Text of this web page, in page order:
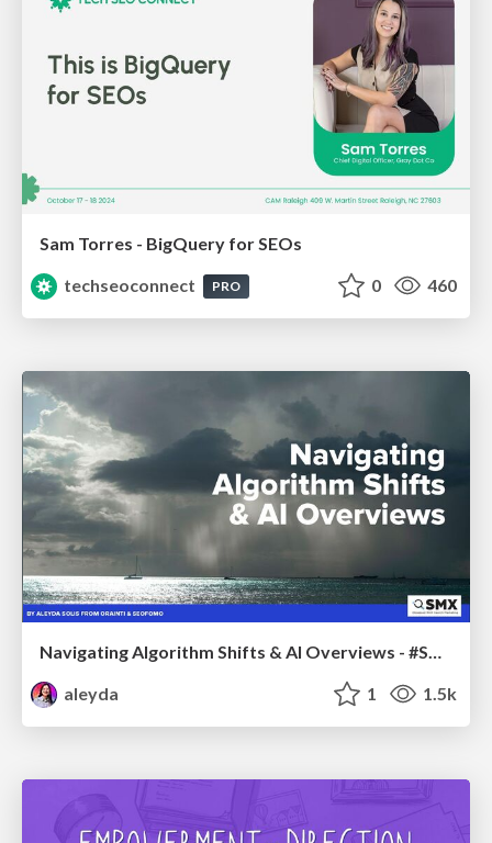
Sam Torres - BigQuery for SEOs
techseoconnect
PRO 0 460
Navigating Algorithm Shifts & AI Overviews - #SMXNext
aleyda
1 1.5k